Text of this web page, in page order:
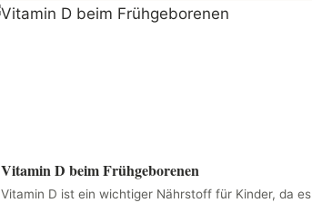
Vitamin D beim Frühgeborenen
Vitamin D ist ein wichtiger Nährstoff für Kinder, da es